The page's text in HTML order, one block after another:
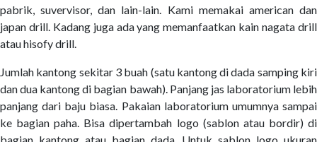
pabrik, suvervisor, dan lain-lain. Kami memakai american dan
japan drill. Kadang juga ada yang memanfaatkan kain nagata drill
atau hisofy drill.
Jumlah kantong sekitar 3 buah (satu kantong di dada samping kiri
dan dua kantong di bagian bawah). Panjang jas laboratorium lebih
panjang dari baju biasa. Pakaian laboratorium umumnya sampai
ke bagian paha. Bisa dipertambah logo (sablon atau bordir) di